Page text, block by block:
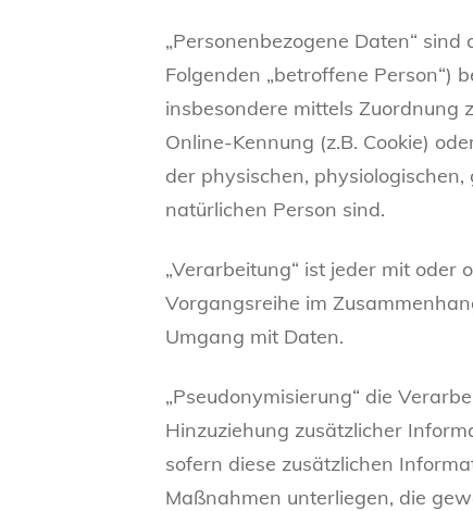
„Personenbezogene Daten“
Folgenden „betroffene Person“)
insbesondere mittels Zuordnung
Online-Kennung (z.B. Cookie)
der physischen,
natürlichen Person sind.
„Verarbeitung“ ist jeder mit
Vorgangsreihe im
Umgang mit Daten.
„Pseudonymisierung“ die
Hinzuziehung zusätzlicher
sofern diese zusätzlichen
Maßnahmen unterliegen, die